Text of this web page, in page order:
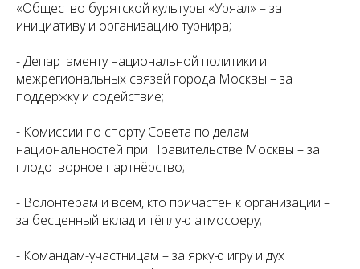
«Общество бурятской культуры «Уряал» – за
инициативу и организацию турнира;
- Департаменту национальной политики и
межрегиональных связей города Москвы – за
поддержку и содействие;
- Комиссии по спорту Совета по делам
национальностей при Правительстве Москвы – за
плодотворное партнёрство;
- Волонтёрам и всем, кто причастен к организации –
за бесценный вклад и тёплую атмосферу;
- Командам-участницам – за яркую игру и дух